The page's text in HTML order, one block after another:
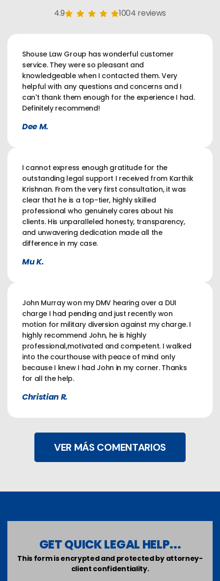
4.9 1004 reviews
Shouse Law Group has wonderful customer
service. They were so pleasant and
knowledgeable when I contacted them. Very
helpful with any questions and concerns and I
can't thank them enough for the experience I had.
Definitely recommend!
Dee M.
I cannot express enough gratitude for the
outstanding legal support I received from Karthik
Krishnan. From the very first consultation, it was
clear that he is a top-tier, highly skilled
professional who genuinely cares about his
clients. His unparalleled honesty, transparency,
and unwavering dedication made all the
difference in my case.
Mu K.
John Murray won my DMV hearing over a DUI
charge I had pending and just recently won
motion for military diversion against my charge. I
highly recommend John, he is highly
professional,motivated and competent. I walked
into the courthouse with peace of mind only
because I knew I had John in my corner. Thanks
for all the help.
Christian R.
VER MÁS COMENTARIOS
GET QUICK LEGAL HELP...
This form is encrypted and protected by attorney-
client confidentiality.